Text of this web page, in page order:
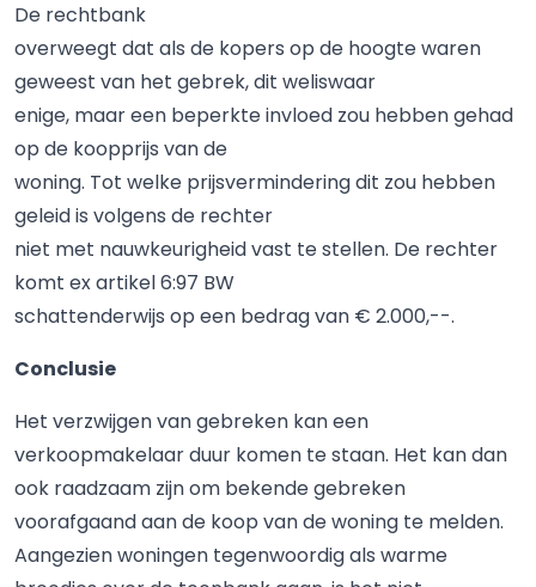
De rechtbank
overweegt dat als de kopers op de hoogte waren
geweest van het gebrek, dit weliswaar
enige, maar een beperkte invloed zou hebben gehad
op de koopprijs van de
woning. Tot welke prijsvermindering dit zou hebben
geleid is volgens de rechter
niet met nauwkeurigheid vast te stellen. De rechter
komt ex artikel 6:97 BW
schattenderwijs op een bedrag van € 2.000,--.
Conclusie
Het verzwijgen van gebreken kan een
verkoopmakelaar duur komen te staan. Het kan dan
ook raadzaam zijn om bekende gebreken
voorafgaand aan de koop van de woning te melden.
Aangezien woningen tegenwoordig als warme